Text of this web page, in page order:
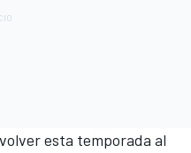
esta temporada al